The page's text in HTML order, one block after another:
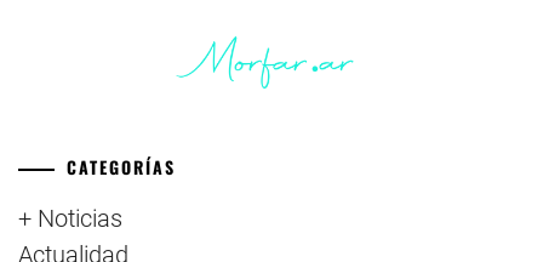
CATEGORÍAS
+ Noticias
Actualidad